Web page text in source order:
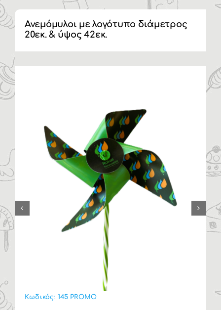
Ανεμόμυλοι με λογότυπο διάμετρος
20εκ. & ύψος 42εκ.
Κωδικός:145 PROMO